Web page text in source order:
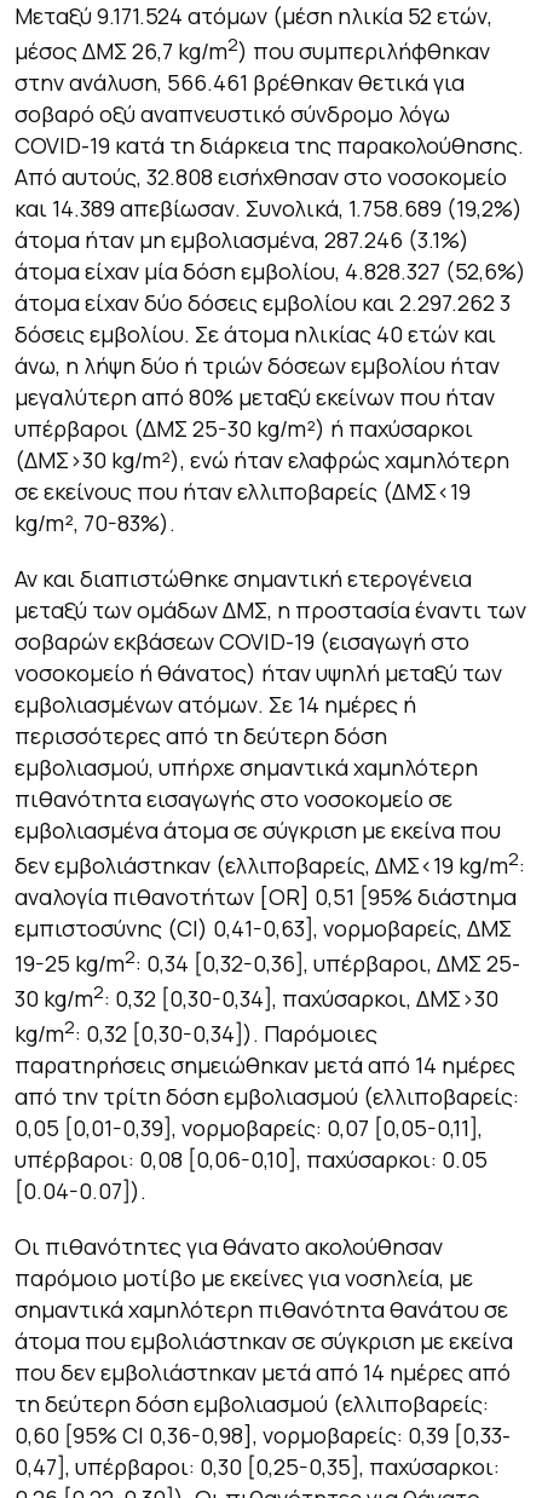
Μεταξύ 9.171.524 ατόμων (μέση ηλικία 52 ετών,
μέσος ΔΜΣ 26,7 kg/m2) που συμπεριλήφθηκαν
στην ανάλυση, 566.461 βρέθηκαν θετικά για
σοβαρό οξύ αναπνευστικό σύνδρομο λόγω
COVID-19 κατά τη διάρκεια της παρακολούθησης.
Από αυτούς, 32.808 εισήχθησαν στο νοσοκομείο
και 14.389 απεβίωσαν. Συνολικά, 1.758.689 (19,2%)
άτομα ήταν μη εμβολιασμένα, 287.246 (3.1%)
άτομα είχαν μία δόση εμβολίου, 4.828.327 (52,6%)
άτομα είχαν δύο δόσεις εμβολίου και 2.297.262 3
δόσεις εμβολίου. Σε άτομα ηλικίας 40 ετών και
άνω, η λήψη δύο ή τριών δόσεων εμβολίου ήταν
μεγαλύτερη από 80% μεταξύ εκείνων που ήταν
υπέρβαροι (ΔΜΣ 25-30 kg/m²) ή παχύσαρκοι
(ΔΜΣ>30 kg/m²), ενώ ήταν ελαφρώς χαμηλότερη
σε εκείνους που ήταν ελλιποβαρείς (ΔΜΣ<19
kg/m², 70-83%).
Αν και διαπιστώθηκε σημαντική ετερογένεια
μεταξύ των ομάδων ΔΜΣ, η προστασία έναντι των
σοβαρών εκβάσεων COVID-19 (εισαγωγή στο
νοσοκομείο ή θάνατος) ήταν υψηλή μεταξύ των
εμβολιασμένων ατόμων. Σε 14 ημέρες ή
περισσότερες από τη δεύτερη δόση
εμβολιασμού, υπήρχε σημαντικά χαμηλότερη
πιθανότητα εισαγωγής στο νοσοκομείο σε
εμβολιασμένα άτομα σε σύγκριση με εκείνα που
δεν εμβολιάστηκαν (ελλιποβαρείς, ΔΜΣ<19 kg/m2:
αναλογία πιθανοτήτων [OR] 0,51 [95% διάστημα
εμπιστοσύνης (CI) 0,41-0,63], νορμοβαρείς, ΔΜΣ
19-25 kg/m2: 0,34 [0,32-0,36], υπέρβαροι, ΔΜΣ 25-
30 kg/m2: 0,32 [0,30-0,34], παχύσαρκοι, ΔΜΣ>30
kg/m2: 0,32 [0,30-0,34]). Παρόμοιες
παρατηρήσεις σημειώθηκαν μετά από 14 ημέρες
από την τρίτη δόση εμβολιασμού (ελλιποβαρείς:
0,05 [0,01-0,39], νορμοβαρείς: 0,07 [0,05-0,11],
υπέρβαροι: 0,08 [0,06-0,10], παχύσαρκοι: 0.05
[0.04-0.07]).
Οι πιθανότητες για θάνατο ακολούθησαν
παρόμοιο μοτίβο με εκείνες για νοσηλεία, με
σημαντικά χαμηλότερη πιθανότητα θανάτου σε
άτομα που εμβολιάστηκαν σε σύγκριση με εκείνα
που δεν εμβολιάστηκαν μετά από 14 ημέρες από
τη δεύτερη δόση εμβολιασμού (ελλιποβαρείς:
0,60 [95% CI 0,36-0,98], νορμοβαρείς: 0,39 [0,33-
0,47], υπέρβαροι: 0,30 [0,25-0,35], παχύσαρκοι: